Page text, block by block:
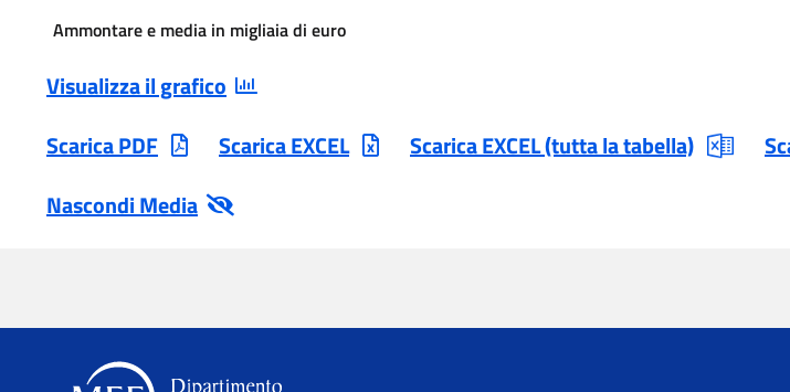
Ammontare e media in migliaia di euro